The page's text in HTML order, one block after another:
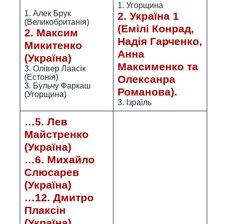
1. Алек Брук
(Великобританія)
2. Максим
Микитенко
(Україна)
3. Олівер Лаасік
(Естонія)
3. Бульчу Фаркаш
(Угорщина)
1. Угорщина
2. Україна 1
(Емілі Конрад,
Надія Гарченко,
Анна
Максименко та
Олексанра
Романова).
3. Ізраїль
…5. Лев
Майстренко
(Україна)
…6. Михайло
Слюсарев
(Україна)
…12. Дмитро
Плаксін